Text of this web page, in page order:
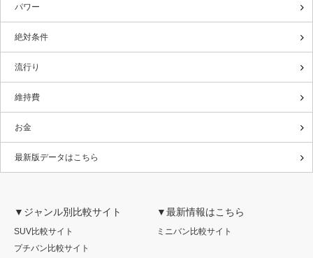
パワー
絶対条件
流行り
維持費
お金
最新版データはこちら
▼ジャンル別比較サイト
SUV比較サイト
プチバン比較サイト
▼最新情報はこちら
ミニバン比較サイト